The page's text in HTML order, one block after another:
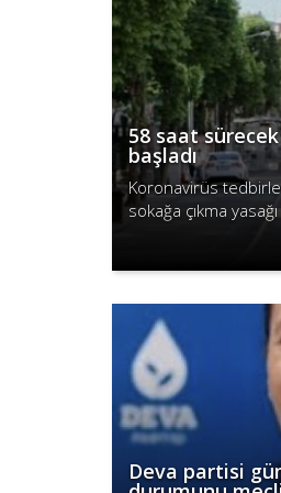
58 saat
başladı
Koronavirüs
sokağa çıkma
Deva partisi